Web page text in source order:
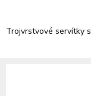
Trojvrstvové servítky